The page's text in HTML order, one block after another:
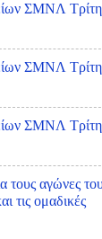
ΣΜΝΛ Τρίτη
ΣΜΝΛ Τρίτη
ΣΜΝΛ Τρίτη
τους αγώνες
τις ομαδικές